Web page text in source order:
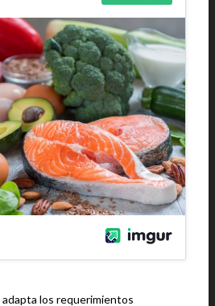
adapta los requerimientos